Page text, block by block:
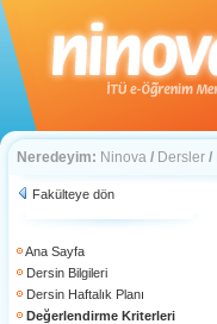
Neredeyim: Ninova / Dersler /
Fakülteye dön
Ana Sayfa
Dersin Bilgileri
Dersin Haftalık Planı
Değerlendirme Kriterleri